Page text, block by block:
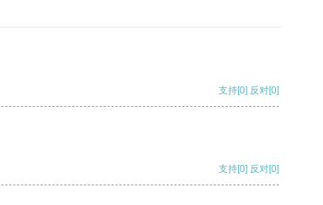
支持[0] 反对[0]
支持[0] 反对[0]